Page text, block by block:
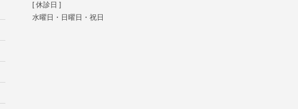
[ 休診日 ]
水曜日・日曜日・祝日